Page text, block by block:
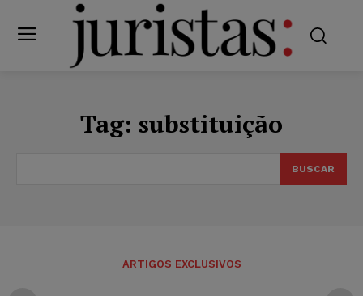
Tag: substituição
BUSCAR
ARTIGOS EXCLUSIVOS